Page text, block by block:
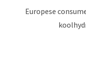
Europese